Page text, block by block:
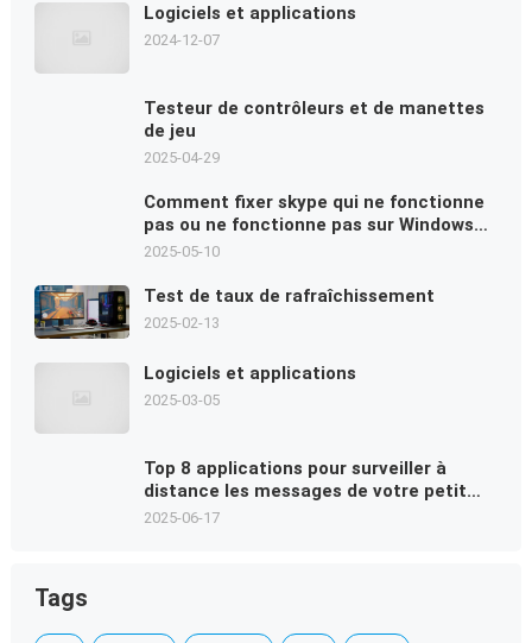
Logiciels et applications
2024-12-07
Testeur de contrôleurs et de manettes
de jeu
2025-04-29
Comment fixer skype qui ne fonctionne
pas ou ne fonctionne pas sur Windows
11
2025-05-10
Test de taux de rafraîchissement
2025-02-13
Logiciels et applications
2025-03-05
Top 8 applications pour surveiller à
distance les messages de votre petit
ami en 2025
2025-06-17
Tags